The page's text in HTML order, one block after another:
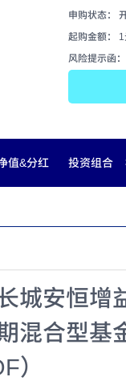
申购状态：
起购金额：
风险提示函：
值&分红 投资组合
城安恒增
混合型基
）